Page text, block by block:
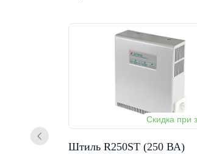
Штиль R250ST (250 ВА)